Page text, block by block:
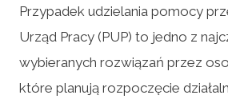
Przypadek udzielania pomocy
Urząd Pracy (PUP) to jedno z
wybieranych rozwiązań przez
które planują rozpoczęcie